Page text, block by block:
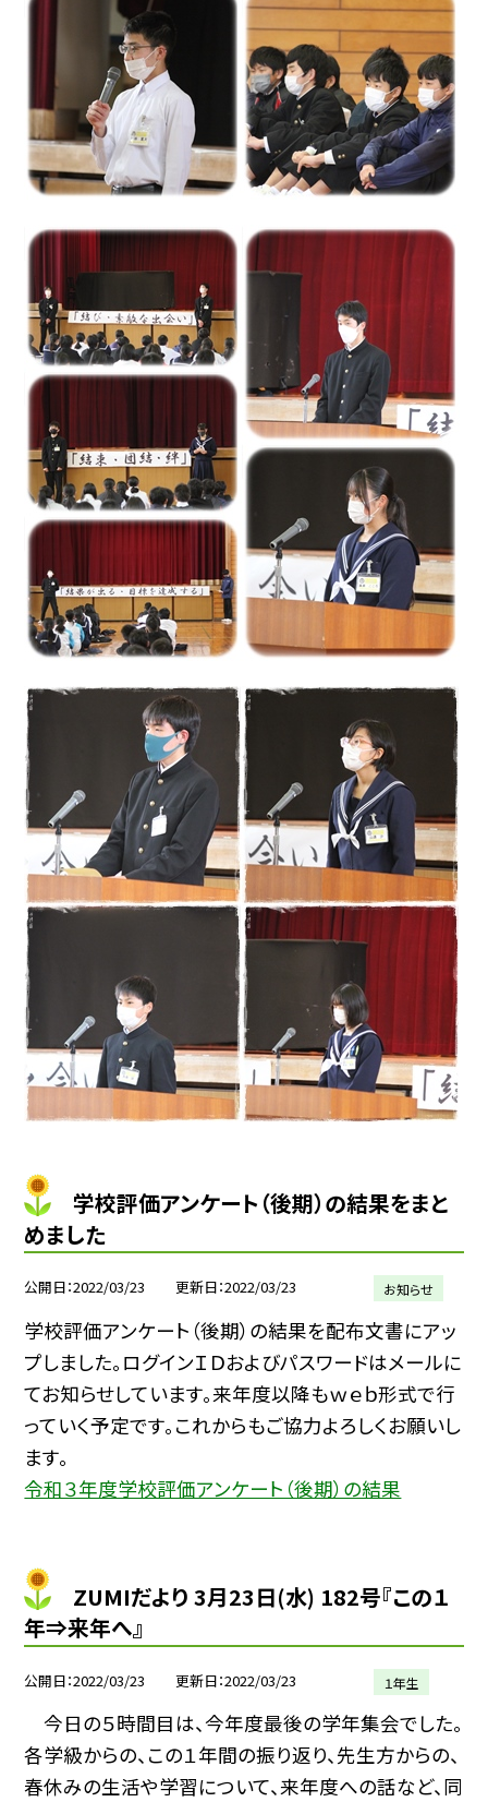
学校評価アンケート（後期）の結果をまと
めました
公開日 2022/03/23 更新日 2022/03/23 お知らせ
学校評価アンケート（後期）の結果を配布文書にアッ
プしました。ログインＩＤおよびパスワードはメールに
てお知らせしています。来年度以降もｗｅｂ形式で行
っていく予定です。これからもご協力よろしくお願いし
ます。
令和３年度学校評価アンケート（後期）の結果
ZUMIだより 3月23日(水) 182号『この１
年⇒来年へ』
公開日 2022/03/23 更新日 2022/03/23 １年生
今日の５時間目は、今年度最後の学年集会でした。
各学級からの、この１年間の振り返り、先生方からの、
春休みの生活や学習について、来年度への話など、同